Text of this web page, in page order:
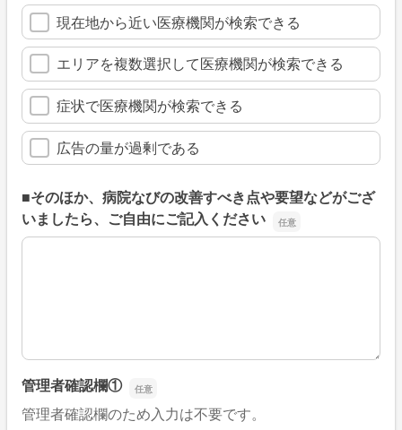
現在地から近い医療機関が検索できる
エリアを複数選択して医療機関が検索できる
症状で医療機関が検索できる
広告の量が過剰である
■そのほか、病院なびの改善すべき点や要望などがござ
いましたら、ご自由にご記入ください
■そのほか、病院なびの改善すべき点や要望などがござい
管理者確認欄①
管理者確認欄のため入力は不要です。